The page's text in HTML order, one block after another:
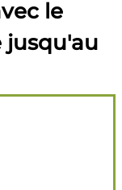
le
jusqu'au